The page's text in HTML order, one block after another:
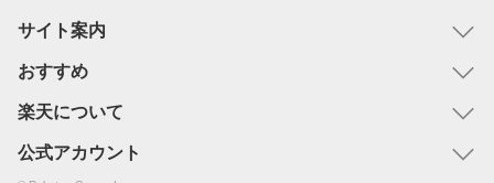
サイト案内
おすすめ
楽天について
公式アカウント